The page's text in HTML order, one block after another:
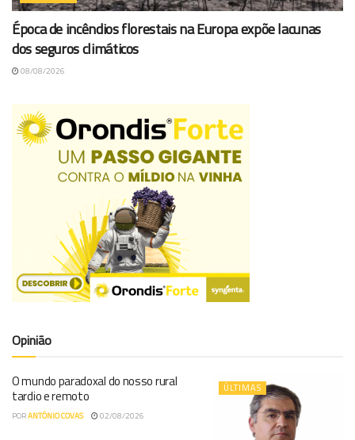
Época de incêndios florestais na Europa expõe lacunas
dos seguros climáticos
08/08/2026
Opinião
ÚLTIMAS
O mundo paradoxal do nosso rural
tardio e remoto
PORANTÓNIO COVAS 02/08/2026